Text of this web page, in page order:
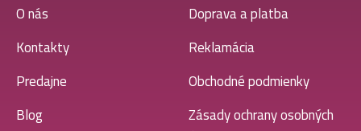
O nás
Kontakty
Predajne
Blog
Doprava a platba
Reklamácia
Obchodné podmienky
Zásady ochrany osobných